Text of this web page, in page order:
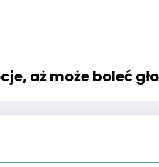
aż może boleć